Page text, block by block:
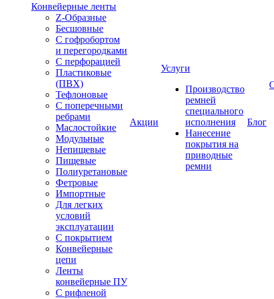
Конвейерные ленты
Z-Образные
Бесшовные
С гофробортом
и перегородками
С перфорацией
Пластиковые
(ПВХ)
Тефлоновые
С поперечными
ребрами
Маслостойкие
Модульные
Непищевые
Пищевые
Полиуретановые
Фетровые
Импортные
Для легких
условий
эксплуатации
С покрытием
Конвейерные
цепи
Ленты
конвейерные ПУ
С рифленой
Акции
Услуги
Производство
ремней
специального
исполнения
Нанесение
покрытия на
приводные
ремни
Блог